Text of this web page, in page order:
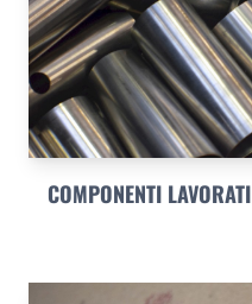
COMPONENTI LAVORATI